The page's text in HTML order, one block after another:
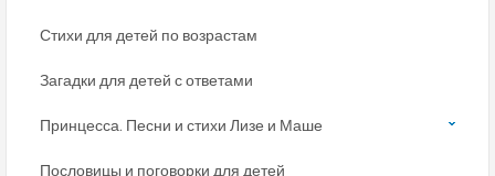
Стихи для детей по возрастам
Загадки для детей с ответами
Принцесса. Песни и стихи Лизе и Маше
Пословицы и поговорки для детей